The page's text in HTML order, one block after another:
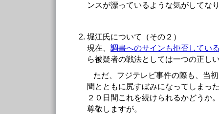
ンスが漂っているような気がしてな
堀江氏について（その２）
現在、 調書へのサインも拒否してい
ら被疑者の戦法としては一つの正し
ただ、フジテレビ事件の際も、当
間とともに尻すぼみになってしまっ
２０日間これを続けられるかどうか
尊敬しますが。